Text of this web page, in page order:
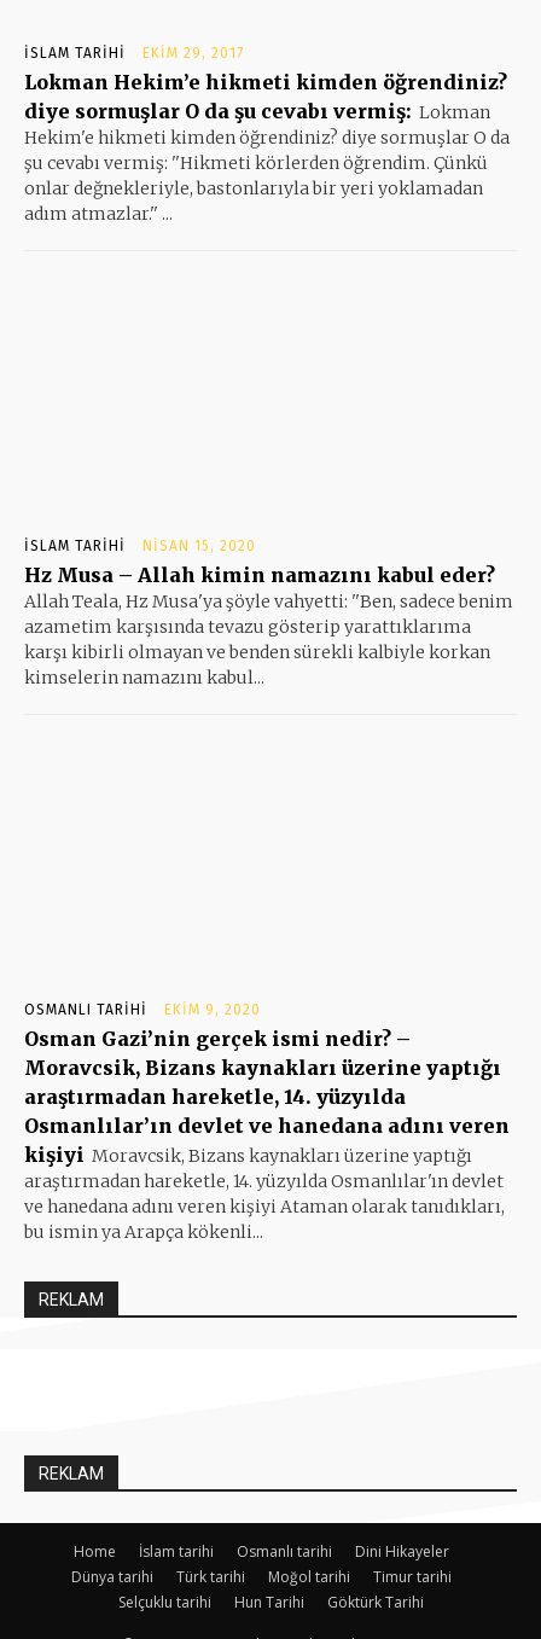
İSLAM TARIHI EKIM 29, 2017
Lokman Hekim’e hikmeti kimden öğrendiniz?
diye sormuşlar O da şu cevabı vermiş: Lokman
Hekim'e hikmeti kimden öğrendiniz? diye sormuşlar O da
şu cevabı vermiş: ''Hikmeti körlerden öğrendim. Çünkü
onlar değnekleriyle, bastonlarıyla bir yeri yoklamadan
adım atmazlar.'' ...
İSLAM TARIHI NISAN 15, 2020
Hz Musa – Allah kimin namazını kabul eder?
Allah Teala, Hz Musa'ya şöyle vahyetti: ''Ben, sadece benim
azametim karşısında tevazu gösterip yarattıklarıma
karşı kibirli olmayan ve benden sürekli kalbiyle korkan
kimselerin namazını kabul...
OSMANLI TARIHI EKIM 9, 2020
Osman Gazi’nin gerçek ismi nedir? –
Moravcsik, Bizans kaynakları üzerine yaptığı
araştırmadan hareketle, 14. yüzyılda
Osmanlılar’ın devlet ve hanedana adını veren
kişiyi Moravcsik, Bizans kaynakları üzerine yaptığı
araştırmadan hareketle, 14. yüzyılda Osmanlılar'ın devlet
ve hanedana adını veren kişiyi Ataman olarak tanıdıkları,
bu ismin ya Arapça kökenli...
REKLAM
REKLAM
Home İslam tarihi Osmanlı tarihi
Dini Hikayeler
Dünya tarihi
Türk tarihi Moğol tarihi
Timur tarihi
Selçuklu tarihi
Hun Tarihi Göktürk Tarihi